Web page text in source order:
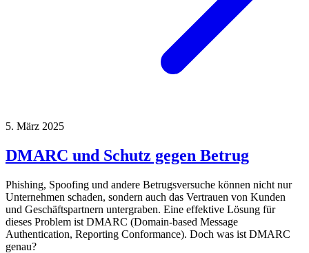
5. März 2025
DMARC und Schutz gegen Betrug
Phishing, Spoofing und andere Betrugsversuche können nicht nur
Unternehmen schaden, sondern auch das Vertrauen von Kunden
und Geschäftspartnern untergraben. Eine effektive Lösung für
dieses Problem ist DMARC (Domain-based Message
Authentication, Reporting Conformance). Doch was ist DMARC
genau?